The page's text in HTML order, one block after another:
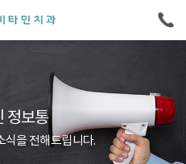
정보통
식을 전해드립니다.